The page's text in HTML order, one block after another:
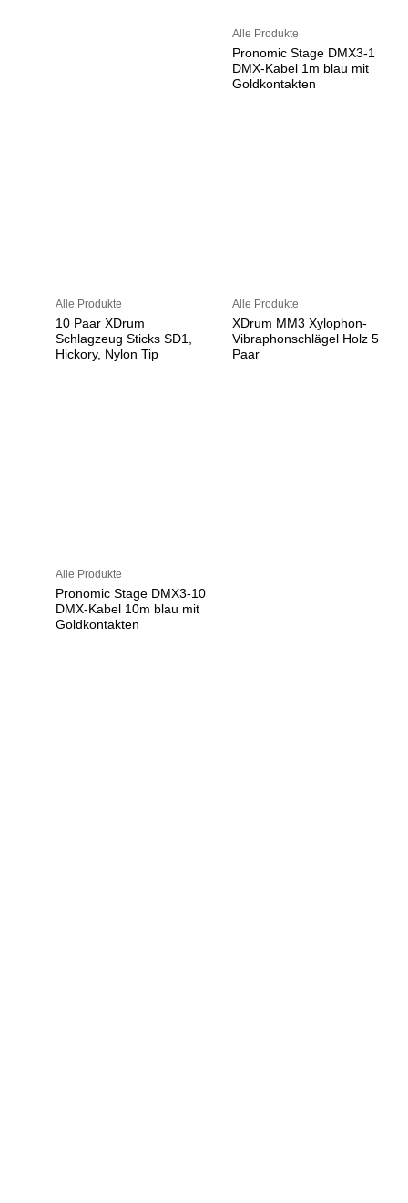
Alle Produkte
Pronomic Stage DMX3-1
DMX-Kabel 1m blau mit
Goldkontakten
Alle Produkte
10 Paar XDrum
Schlagzeug Sticks SD1,
Hickory, Nylon Tip
Alle Produkte
XDrum MM3 Xylophon-
Vibraphonschlägel Holz 5
Paar
Alle Produkte
Pronomic Stage DMX3-10
DMX-Kabel 10m blau mit
Goldkontakten